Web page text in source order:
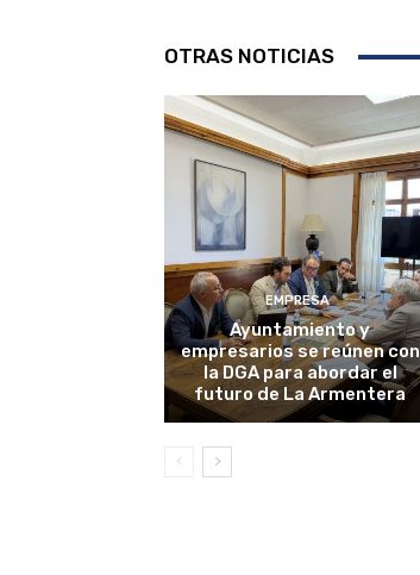
OTRAS NOTICIAS
EMPRESA
Ayuntamiento y
empresarios se reúnen con
la DGA para abordar el
futuro de La Armentera